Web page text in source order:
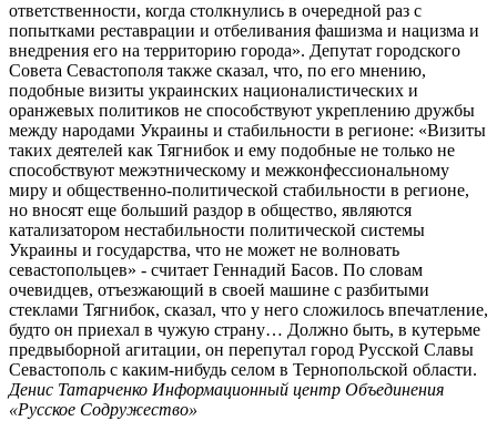
ответственности, когда столкнулись в очередной раз с
попытками реставрации и отбеливания фашизма и нацизма и
внедрения его на территорию города». Депутат городского
Совета Севастополя также сказал, что, по его мнению,
подобные визиты украинских националистических и
оранжевых политиков не способствуют укреплению дружбы
между народами Украины и стабильности в регионе: «Визиты
таких деятелей как Тягнибок и ему подобные не только не
способствуют межэтническому и межконфессиональному
миру и общественно-политической стабильности в регионе,
но вносят еще больший раздор в общество, являются
катализатором нестабильности политической системы
Украины и государства, что не может не волновать
севастопольцев» - считает Геннадий Басов. По словам
очевидцев, отъезжающий в своей машине с разбитыми
стеклами Тягнибок, сказал, что у него сложилось впечатление,
будто он приехал в чужую страну… Должно быть, в кутерьме
предвыборной агитации, он перепутал город Русской Славы
Севастополь с каким-нибудь селом в Тернопольской области.
Денис Татарченко Информационный центр Объединения
«Русское Содружество»